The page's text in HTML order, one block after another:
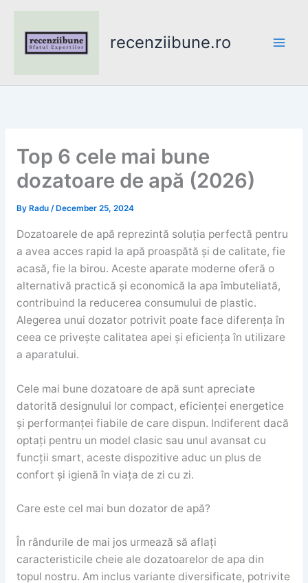
content
recenziibune.ro
Top 6 cele mai bune
dozatoare de apă (2026)
By Radu / December 25, 2024
Dozatoarele de apă reprezintă soluția perfectă pentru
a avea acces rapid la apă proaspătă și de calitate, fie
acasă, fie la birou. Aceste aparate moderne oferă o
alternativă practică și economică la apa îmbuteliată,
contribuind la reducerea consumului de plastic.
Alegerea unui dozator potrivit poate face diferența în
ceea ce privește calitatea apei și eficiența în utilizare
a aparatului.
Cele mai bune dozatoare de apă sunt apreciate
datorită designului lor compact, eficienței energetice
și performanței fiabile de care dispun. Indiferent dacă
optați pentru un model clasic sau unul avansat cu
funcții smart, aceste dispozitive aduc un plus de
confort și igienă în viața de zi cu zi.
Care este cel mai bun dozator de apă?
În rândurile de mai jos urmează să aflați
caracteristicile cheie ale dozatoarelor de apa din
topul nostru. Am inclus variante diversificate, potrivite